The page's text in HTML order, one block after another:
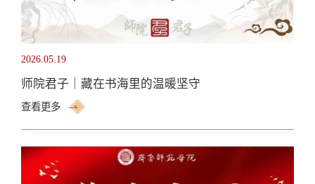
2026.05.19
师院君子｜藏在书海里的温暖坚守
查看更多